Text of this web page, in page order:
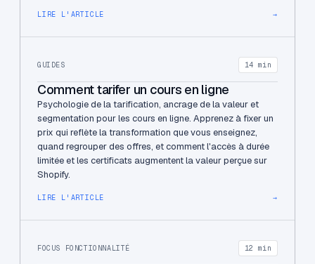
LIRE L'ARTICLE →
GUIDES 14 min
Comment tarifer un cours en ligne
Psychologie de la tarification, ancrage de la valeur et
segmentation pour les cours en ligne. Apprenez à fixer un
prix qui reflète la transformation que vous enseignez,
quand regrouper des offres, et comment l'accès à durée
limitée et les certificats augmentent la valeur perçue sur
Shopify.
LIRE L'ARTICLE →
FOCUS FONCTIONNALITÉ 12 min